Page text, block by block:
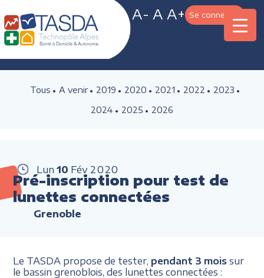
A- A A+ Se connecter
Tous A venir 2019 2020 2021 2022
2023
2024
2025 2026
Lun 10 Fév 2020
Pré-inscription pour test de
lunettes connectées
Grenoble
Le TASDA propose de tester, pendant 3 mois sur
le bassin grenoblois, des lunettes connectées :